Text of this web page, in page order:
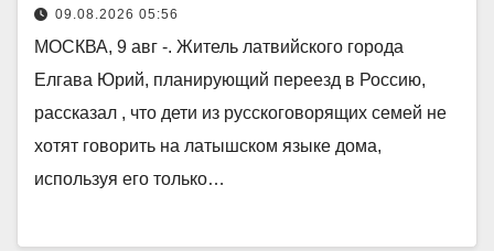
09.08.2026 05:56
МОСКВА, 9 авг -. Житель латвийского города
Елгава Юрий, планирующий переезд в Россию,
рассказал , что дети из русскоговорящих семей не
хотят говорить на латышском языке дома,
используя его только…